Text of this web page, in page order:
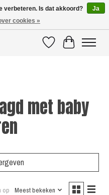
VerlanglijstWinkelwagen
met baby
op Meest bekeken
verbeteren. Is dat akkoord?
Ja
cookies »